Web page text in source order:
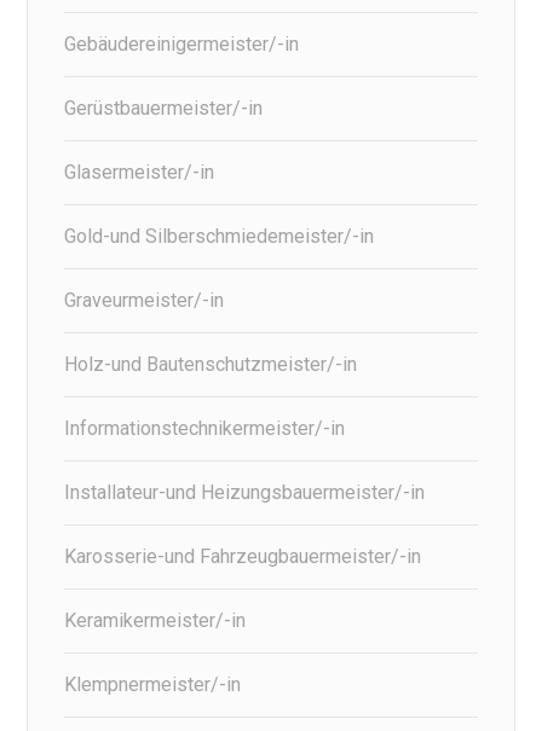
Gebäudereinigermeister/-in
Gerüstbauermeister/-in
Glasermeister/-in
Gold-und Silberschmiedemeister/-in
Graveurmeister/-in
Holz-und Bautenschutzmeister/-in
Informationstechnikermeister/-in
Installateur-und Heizungsbauermeister/-in
Karosserie-und Fahrzeugbauermeister/-in
Keramikermeister/-in
Klempnermeister/-in